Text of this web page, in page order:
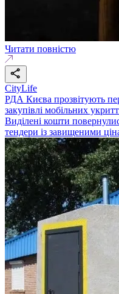
Читати повністю
CityLife
РДА Києва прозвітують
закупівлі мобільних
Виділені кошти
тендери із завищеними